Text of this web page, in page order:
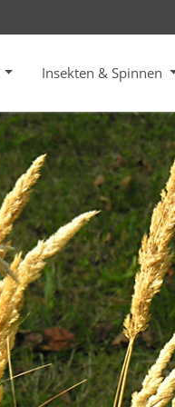
Insekten & Spinnen